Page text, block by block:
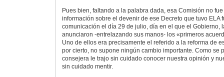
Pues bien, faltando a la palabra dada, esa Comisión no
información sobre el devenir de ese Decreto que tuvo ELA
comunicación el día 29 de julio, día en el que el Gobierno,
anunciaron -entrelazando sus manos- los «primeros
Uno de ellos era precisamente el referido a la reforma de
por cierto, no supone ningún cambio importante. Como se
consejera le trajo sin cuidado conocer nuestra opinión y
sin cuidado mentir.